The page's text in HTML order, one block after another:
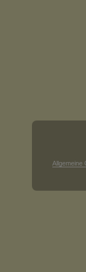
Allgemeine